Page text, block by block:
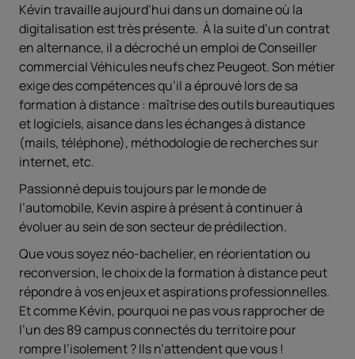
Kévin travaille aujourd’hui dans un domaine où la
digitalisation est très présente. À la suite d’un contrat
en alternance, il a décroché un emploi de Conseiller
commercial Véhicules neufs chez Peugeot. Son métier
exige des compétences qu’il a éprouvé lors de sa
formation à distance : maîtrise des outils bureautiques
et logiciels, aisance dans les échanges à distance
(mails, téléphone), méthodologie de recherches sur
internet, etc.
Passionné depuis toujours par le monde de
l’automobile, Kevin aspire à présent à continuer à
évoluer au sein de son secteur de prédilection.
Que vous soyez néo-bachelier, en réorientation ou
reconversion, le choix de la formation à distance peut
répondre à vos enjeux et aspirations professionnelles.
Et comme Kévin, pourquoi ne pas vous rapprocher de
l’un des 89 campus connectés du territoire pour
rompre l’isolement ? Ils n’attendent que vous !